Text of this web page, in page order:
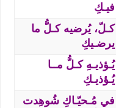
فيـكِ
كـلّ، يُرضيه كـلُّ ما
يرضـيكِ
يُـؤذيـهِ كـلُّ مــا
يُـؤذيـكِ
في مُـحيّـاكِ شُوهِدت